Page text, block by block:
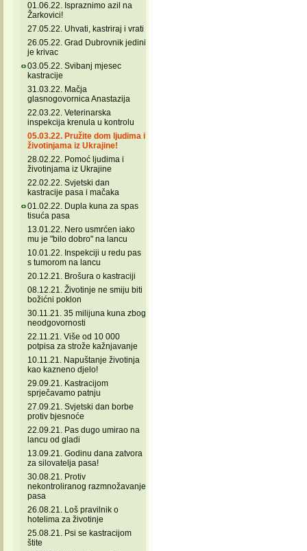
01.06.22. Ispraznimo azil na
Žarkovici!
27.05.22. Uhvati, kastriraj i vrati
26.05.22. Grad Dubrovnik jedini
je krivac
03.05.22. Svibanj mjesec
kastracije
31.03.22. Mačja
glasnogovornica Anastazija
22.03.22. Veterinarska
inspekcija krenula u kontrolu
05.03.22. Pružite dom ljudima i
životinjama iz Ukrajine!
28.02.22. Pomoć ljudima i
životinjama iz Ukrajine
22.02.22. Svjetski dan
kastracije pasa i mačaka
01.02.22. Dupla kuna za spas
tisuća pasa
13.01.22. Nero usmrćen iako
mu je "bilo dobro" na lancu
10.01.22. Inspekciji u redu pas
s tumorom na lancu
20.12.21. Brošura o kastraciji
08.12.21. Životinje ne smiju biti
božićni poklon
30.11.21. 35 milijuna kuna zbog
neodgovornosti
22.11.21. Više od 10 000
potpisa za strože kažnjavanje
10.11.21. Napuštanje životinja
kao kazneno djelo!
29.09.21. Kastracijom
sprječavamo patnju
27.09.21. Svjetski dan borbe
protiv bjesnoće
22.09.21. Pas dugo umirao na
lancu od gladi
13.09.21. Godinu dana zatvora
za silovatelja pasa!
30.08.21. Protiv
nekontroliranog razmnožavanje
pasa
26.08.21. Loš pravilnik o
hotelima za životinje
25.08.21. Psi se kastracijom
štite